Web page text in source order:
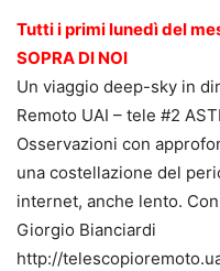
Tutti i primi lunedì del
SOPRA DI NOI
Un viaggio deep-sky in
Remoto UAI – tele #2
Osservazioni con
una costellazione del
internet, anche lento.
Giorgio Bianciardi
http://